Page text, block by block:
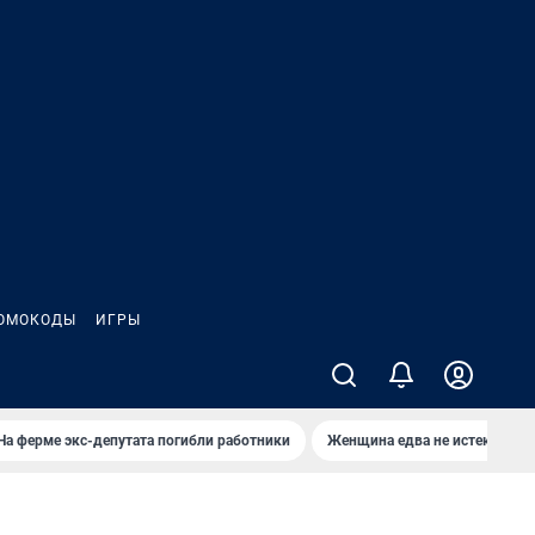
ИГРЫ
ферме экс-депутата погибли работники Женщина едва не истекла